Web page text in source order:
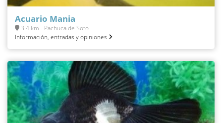
Acuario Mania
3.4 km - Pachuca de Soto
Información, entradas y opiniones